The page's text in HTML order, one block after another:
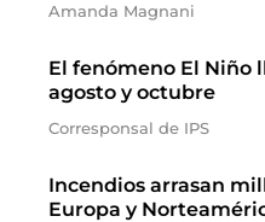
Amanda Magnani
El fenómeno El Niño
agosto y octubre
Corresponsal de IPS
Incendios arrasan
Europa y